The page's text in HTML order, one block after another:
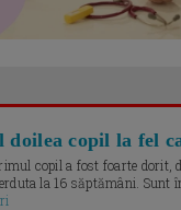
doilea copil la fel
copil a fost foarte dorit,
la 16 săptămâni. Sunt